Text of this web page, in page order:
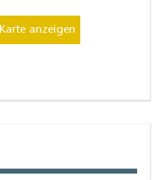
Karte anzeigen